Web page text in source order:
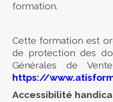
formation.
Cette formation est
de protection des
Générales de
https://
Accessibilité